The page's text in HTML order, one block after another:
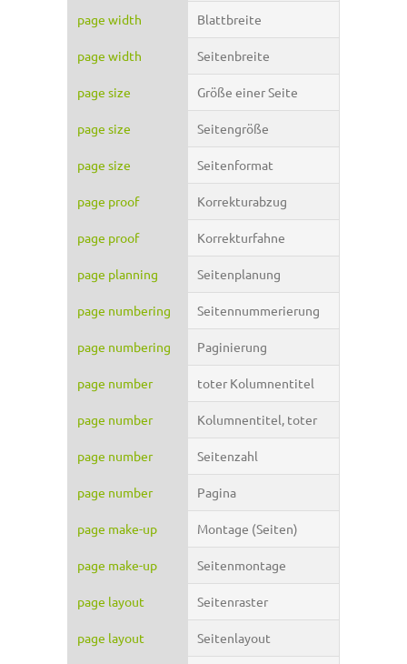
page width Blattbreite
page width Seitenbreite
page size Größe einer Seite
page size Seitengröße
page size Seitenformat
page proof Korrekturabzug
page proof Korrekturfahne
page planning Seitenplanung
page numbering Seitennummerierung
page numbering Paginierung
page number toter Kolumnentitel
page number Kolumnentitel, toter
page number Seitenzahl
page number Pagina
page make-up Montage (Seiten)
page make-up Seitenmontage
page layout Seitenraster
page layout Seitenlayout